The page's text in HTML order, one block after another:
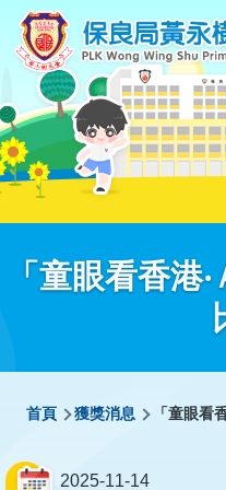
移至主內容
Main
navigation
「童眼看香港
導首頁 獲獎消息 「童眼看
2025-11-14